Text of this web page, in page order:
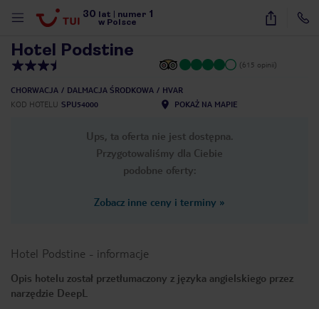
30 lat numer 1
w Polsce
21
Hotel Podstine
(615 opinii)
CHORWACJA DALMACJA ŚRODKOWA
HVAR
KOD HOTELU SPU54000 POKAŻ NA MAPIE
Ups, ta oferta nie jest dostępna.
Przygotowaliśmy dla Ciebie
podobne oferty:
Zobacz inne ceny i terminy »
Hotel Podstine - informacje
Opis hotelu został przetłumaczony z języka angielskiego przez
narzędzie DeepL